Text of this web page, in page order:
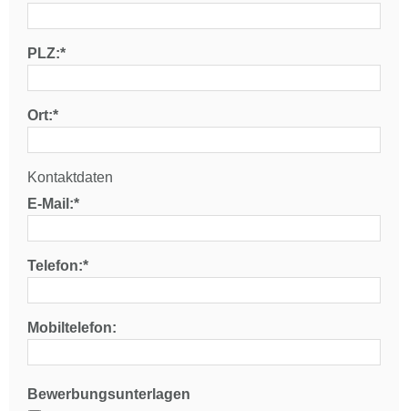
PLZ:*
Ort:*
Kontaktdaten
E-Mail:*
Telefon:*
Mobiltelefon:
Bewerbungsunterlagen